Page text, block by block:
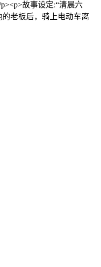
故事设定:“清晨六
老板后，骑上电动车离